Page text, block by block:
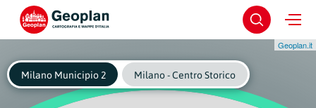
Geoplan.it
Milano Municipio 2 Milano - Centro Storico